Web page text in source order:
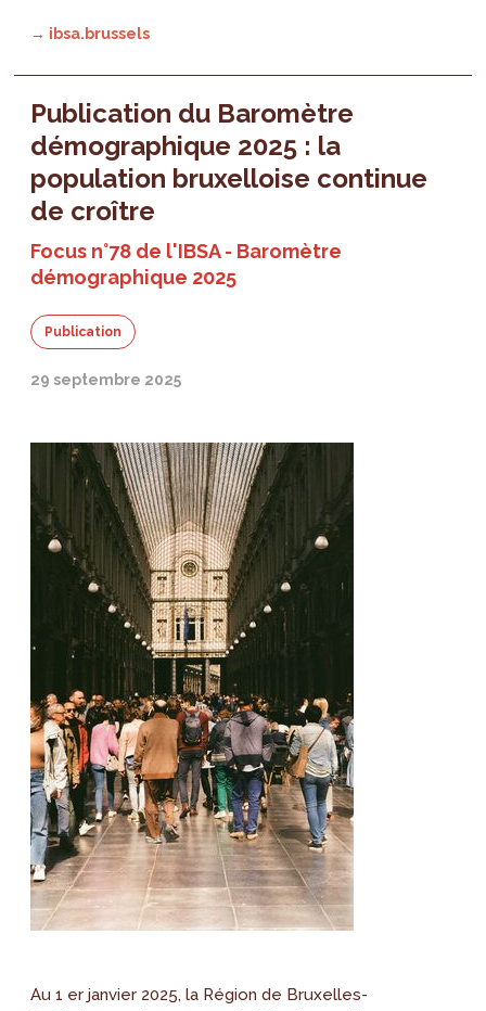
→ ibsa.brussels
Publication du Baromètre
démographique 2025 : la
population bruxelloise continue
de croître
Focus n°78 de l'IBSA - Baromètre
démographique 2025
Publication
29 septembre 2025
Au 1 er janvier 2025, la Région de Bruxelles-